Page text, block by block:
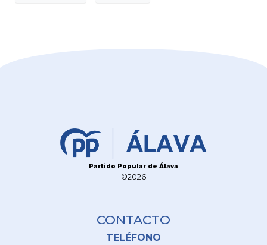
Partido Popular de Álava
©2026
CONTACTO
TELÉFONO